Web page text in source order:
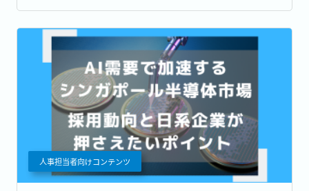
しれません。 一方で、実際に暮らし始めると、「朝食」は毎日の生
人事担当者向けコンテンツ